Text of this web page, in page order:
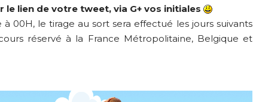
lien de votre tweet, via G+ vos initiales
00H, le tirage au sort sera effectué les jours suivants
réservé à la France Métropolitaine, Belgique et